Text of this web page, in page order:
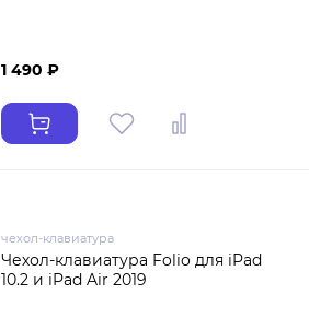
1 490 ₽
чехол-клавиатура
Чехол-клавиатура Folio для iPad
10.2 и iPad Air 2019